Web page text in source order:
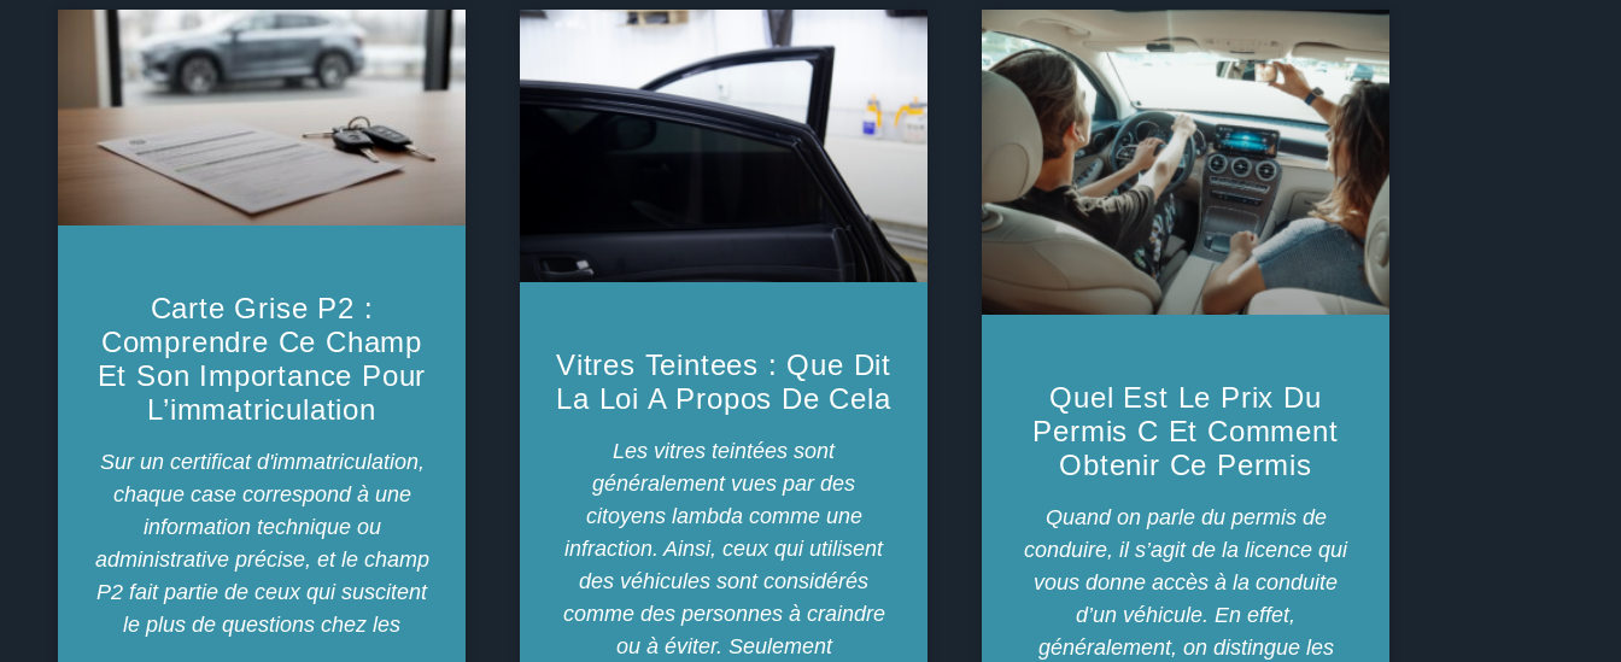
Carte Grise P2 :
Comprendre Ce Champ
Et Son Importance Pour
L’immatriculation
Sur un certificat d'immatriculation,
chaque case correspond à une
information technique ou
administrative précise, et le champ
P2 fait partie de ceux qui suscitent
le plus de questions chez les
Vitres Teintees : Que Dit
La Loi A Propos De Cela
Les vitres teintées sont
généralement vues par des
citoyens lambda comme une
infraction. Ainsi, ceux qui utilisent
des véhicules sont considérés
comme des personnes à craindre
ou à éviter. Seulement
Quel Est Le Prix Du
Permis C Et Comment
Obtenir Ce Permis
Quand on parle du permis de
conduire, il s’agit de la licence qui
vous donne accès à la conduite
d’un véhicule. En effet,
généralement, on distingue les